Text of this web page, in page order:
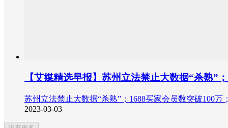
【艾媒精选早报】苏州立法禁止大数据“杀熟”
苏州立法禁止大数据“杀熟”；1688买家会员数突破100
2023-03-03